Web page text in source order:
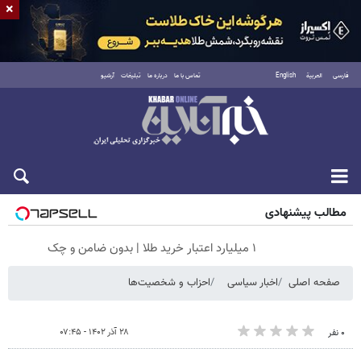
فارسی العربية English تماس با ما درباره ما تبلیغات آرشیو
جمعه ۱۶ مرداد ۱۴۰۵
مطالب پیشنهادی
۱ میلیارد اعتبار خرید طلا | بدون ضامن و چک
صفحه اصلی اخبار سیاسی احزاب و شخصیت‌ها
۰ نفر ۲۸ آذر ۱۴۰۲ - ۰۷:۴۵
×